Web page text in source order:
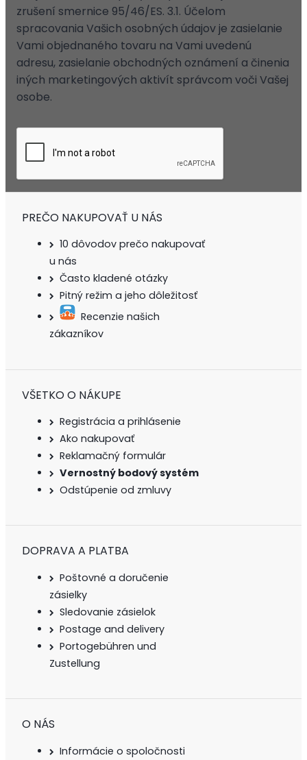
zrušení smernice 95/46/ES. 3.1. Účelom
spracovania Vašich osobných údajov je zasielanie
Vami objednaného tovaru na Vami uvedenú
adresu, zasielanie obchodných oznámení a činenia
iných marketingových aktivít správcom voči Vašej
osobe.
PREČO NAKUPOVAŤ U NÁS
10 dôvodov prečo nakupovať
u nás
Často kladené otázky
Pitný režim a jeho dôležitosť
Recenzie našich
zákazníkov
VŠETKO O NÁKUPE
Registrácia a prihlásenie
Ako nakupovať
Reklamačný formulár
Vernostný bodový systém
Odstúpenie od zmluvy
DOPRAVA A PLATBA
Poštovné a doručenie
zásielky
Sledovanie zásielok
Postage and delivery
Portogebühren und
Zustellung
O NÁS
Informácie o spoločnosti